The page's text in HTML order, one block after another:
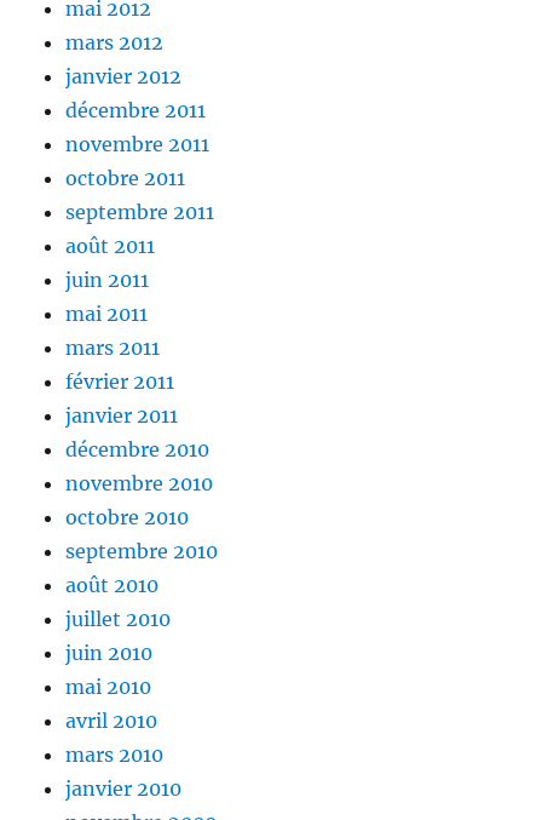
mai 2012
mars 2012
janvier 2012
décembre 2011
novembre 2011
octobre 2011
septembre 2011
août 2011
juin 2011
mai 2011
mars 2011
février 2011
janvier 2011
décembre 2010
novembre 2010
octobre 2010
septembre 2010
août 2010
juillet 2010
juin 2010
mai 2010
avril 2010
mars 2010
janvier 2010